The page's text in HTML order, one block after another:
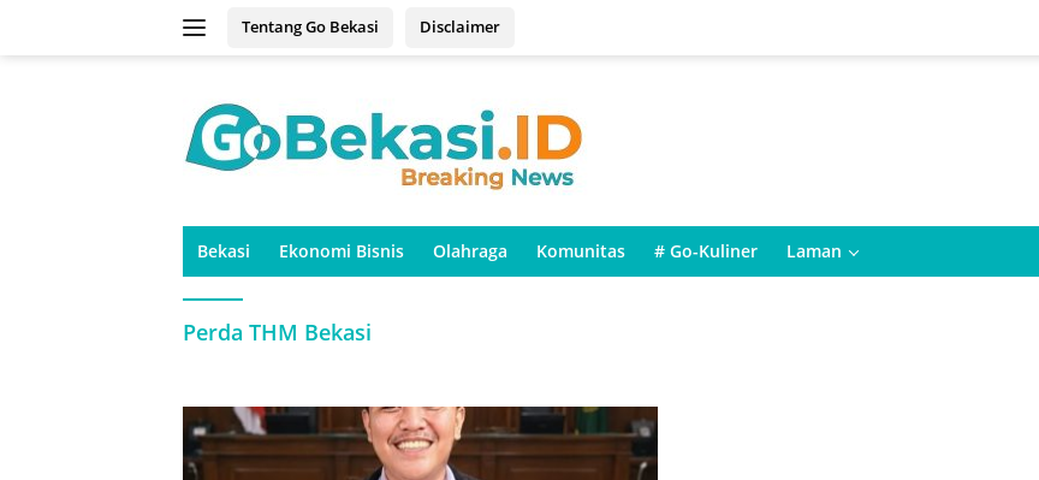
Tentang Go Bekasi Disclaimer
Bekasi Ekonomi Bisnis Olahraga Komunitas # Go-Kuliner Laman
Perda THM Bekasi